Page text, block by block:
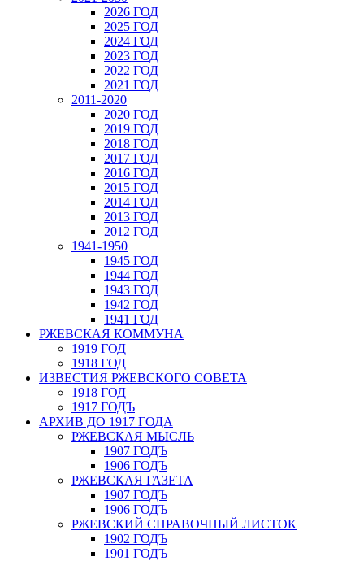
2026 ГОД
2025 ГОД
2024 ГОД
2023 ГОД
2022 ГОД
2021 ГОД
2011-2020
2020 ГОД
2019 ГОД
2018 ГОД
2017 ГОД
2016 ГОД
2015 ГОД
2014 ГОД
2013 ГОД
2012 ГОД
1941-1950
1945 ГОД
1944 ГОД
1943 ГОД
1942 ГОД
1941 ГОД
РЖЕВСКАЯ КОММУНА
1919 ГОД
1918 ГОД
ИЗВЕСТИЯ РЖЕВСКОГО СОВЕТА
1918 ГОД
1917 ГОДЪ
АРХИВ ДО 1917 ГОДА
РЖЕВСКАЯ МЫСЛЬ
1907 ГОДЪ
1906 ГОДЪ
РЖЕВСКАЯ ГАЗЕТА
1907 ГОДЪ
1906 ГОДЪ
РЖЕВСКИЙ СПРАВОЧНЫЙ ЛИСТОК
1902 ГОДЪ
1901 ГОДЪ